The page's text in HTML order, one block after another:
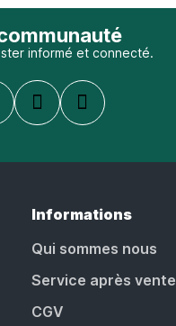
informé et connecté.
Informations
Qui sommes nous
Service après vente
CGV